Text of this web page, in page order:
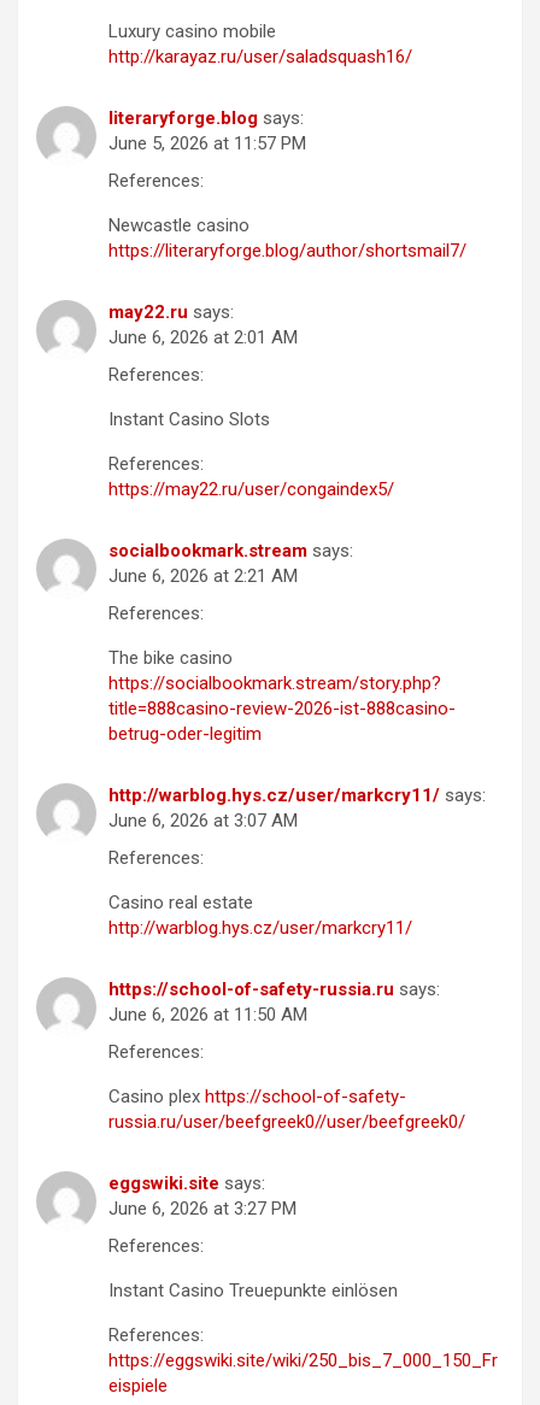
Luxury casino mobile
http://karayaz.ru/user/saladsquash16/
literaryforge.blog says:
June 5, 2026 at 11:57 PM
References:
Newcastle casino
https://literaryforge.blog/author/shortsmail7/
may22.ru says:
June 6, 2026 at 2:01 AM
References:
Instant Casino Slots
References:
https://may22.ru/user/congaindex5/
socialbookmark.stream says:
June 6, 2026 at 2:21 AM
References:
The bike casino
https://socialbookmark.stream/story.php?
title=888casino-review-2026-ist-888casino-
betrug-oder-legitim
http://warblog.hys.cz/user/markcry11/ says:
June 6, 2026 at 3:07 AM
References:
Casino real estate
http://warblog.hys.cz/user/markcry11/
https://school-of-safety-russia.ru says:
June 6, 2026 at 11:50 AM
References:
Casino plex https://school-of-safety-
russia.ru/user/beefgreek0//user/beefgreek0/
eggswiki.site says:
June 6, 2026 at 3:27 PM
References:
Instant Casino Treuepunkte einlösen
References:
https://eggswiki.site/wiki/250_bis_7_000_150_Fr
eispiele